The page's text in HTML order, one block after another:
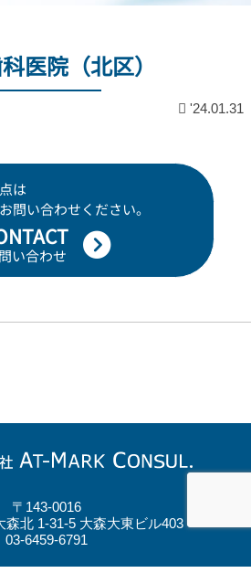
医院（北区）
'24.01.31
は
問い合わせください。
い合わせ
〒143-0016
森北 1-31-5 大森大東ビル403
03-6459-6791